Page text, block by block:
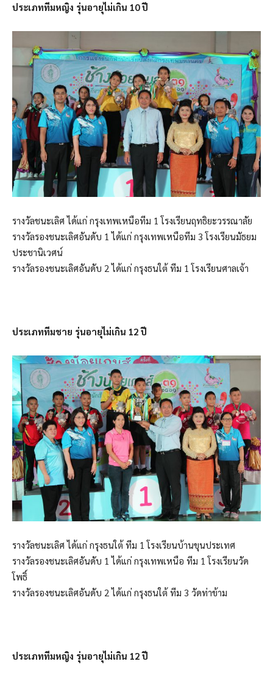
ประเภททีมหญิง รุ่นอายุไม่เกิน 10 ปี
รางวัลชนะเลิศ ได้แก่ กรุงเทพเหนือทีม 1 โรงเรียนฤทธิยะวรรณาลัย
รางวัลรองชนะเลิศอันดับ 1 ได้แก่ กรุงเทพเหนือทีม 3 โรงเรียนมัธยม
ประชานิเวศน์
รางวัลรองชนะเลิศอันดับ 2 ได้แก่ กรุงธนใต้ ทีม 1 โรงเรียนศาลเจ้า
ประเภททีมชาย รุ่นอายุไม่เกิน 12 ปี
รางวัลชนะเลิศ ได้แก่ กรุงธนใต้ ทีม 1 โรงเรียนบ้านขุนประเทศ
รางวัลรองชนะเลิศอันดับ 1 ได้แก่ กรุงเทพเหนือ ทีม 1 โรงเรียนวัด
โพธิ์
รางวัลรองชนะเลิศอันดับ 2 ได้แก่ กรุงธนใต้ ทีม 3 วัดท่าข้าม
ประเภททีมหญิง รุ่นอายุไม่เกิน 12 ปี